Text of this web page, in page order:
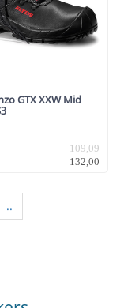
GTX XXW Mid
109,09
132,00
..